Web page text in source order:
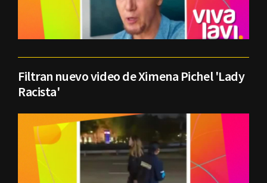
Filtran nuevo video de Ximena Pichel 'Lady
Racista'